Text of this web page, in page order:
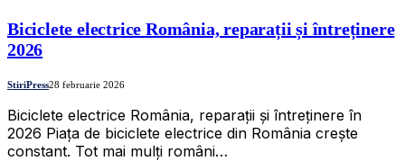
Biciclete electrice România, reparații și întreținere
2026
StiriPress28 februarie 2026
Biciclete electrice România, reparații și întreținere în
2026 Piața de biciclete electrice din România crește
constant. Tot mai mulți români…